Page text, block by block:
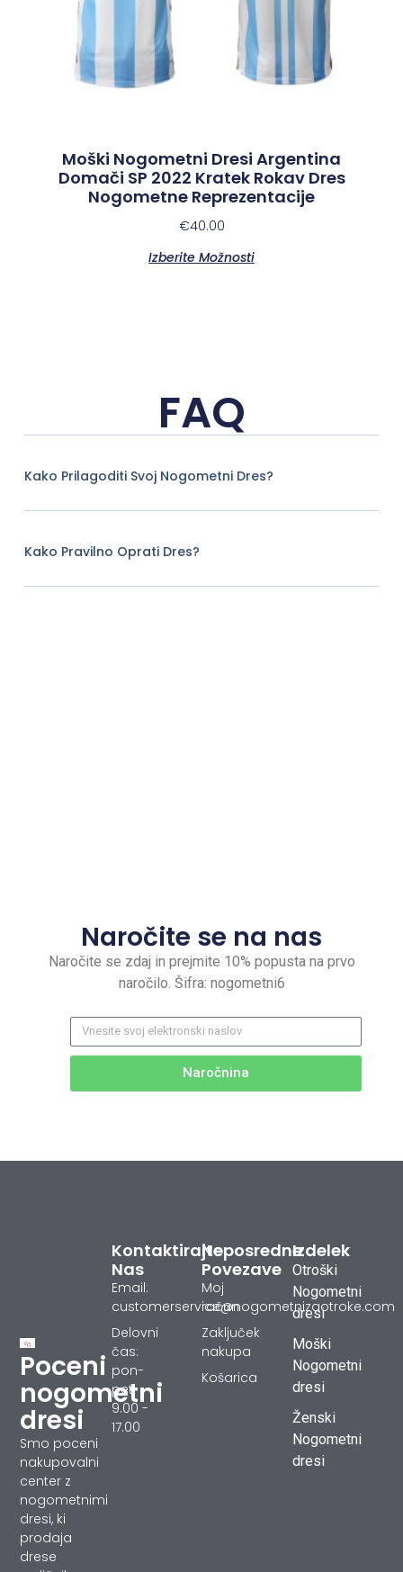
Moški Nogometni Dresi Argentina
Domači SP 2022 Kratek Rokav Dres
Nogometne Reprezentacije
€40.00
Izberite Možnosti
FAQ
Kako Prilagoditi Svoj Nogometni Dres?
Kako Pravilno Oprati Dres?
Naročite se na nas
Naročite se zdaj in prejmite 10% popusta na prvo
naročilo. Šifra: nogometni6
Naročnina
Poceni
nogometni
dresi
Smo poceni
nakupovalni
center z
nogometnimi
dresi, ki
prodaja
drese
Izdelek
Otroški
Nogometni
dresi
Moški
Nogometni
dresi
Ženski
Nogometni
dresi
Neposredne
Povezave
Moj
račun
Zaključek
nakupa
Košarica
Kontaktirajte
Nas
Email:
customerservice@nogometnizaotroke.com
Delovni
čas:
pon-
pet
9.00 -
17.00